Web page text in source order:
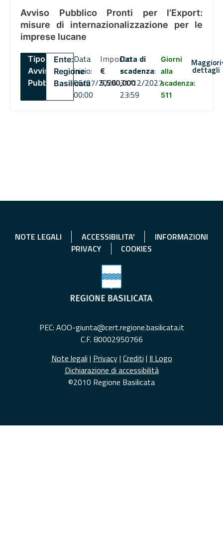
Avviso Pubblico Pronti per l’Export:
misure di internazionalizzazione per le
imprese lucane
Tipo:
Avviso
Pubblico
Ente:
Regione
Basilicata
Data
inizio:
06/07/2026
00:00
Importo
€
5,500,000
Data di
scadenza:
31/12/2027
23:59
Giorni
alla
scadenza:
511
Maggiori
dettagli
NOTE LEGALI ACCESSIBILITA'
INFORMAZIONI
PRIVACY
COOKIES
PEC: AOO-giunta@cert.regione.basilicata.it
C.F. 80002950766
Note legali | Privacy| Crediti | Il Logo
Dichiarazione di accessibilità
©2010 Regione Basilicata